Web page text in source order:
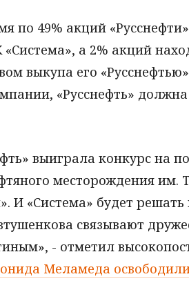
по 49% акций
а 2% акций
выкупа его
«Русснефть»
выиграла конкурс на
месторождения им.
И «Система» будет
связывают
- отметил
Меламеда